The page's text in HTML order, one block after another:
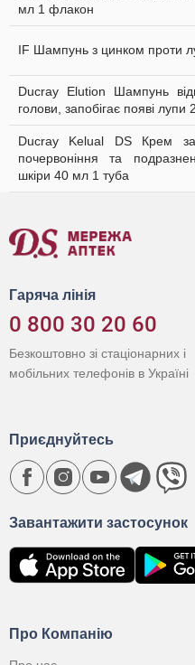
мл 1 флакон
IF Шампунь з цинком проти
Ducray Elution Шампунь
голови, запобігає появі
Ducray Kelual DS Крем
почервоніння та
шкіри 40 мл 1 туба
Гаряча лінія
0 800 30 20 60
Безкоштовно зі стаціонарних і
мобільних телефонів в Україні
Про Компанію
Завантажити застосунок
Приєднуйтесь